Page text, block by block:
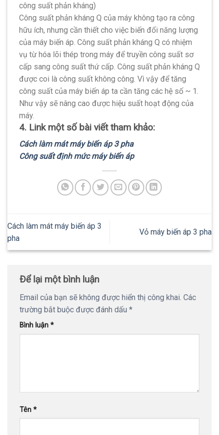
công suất phản kháng)
Công suất phản kháng Q của máy không tạo ra công
hữu ích, nhưng cần thiết cho việc biến đổi năng lượng
của máy biến áp. Công suất phản kháng Q có nhiệm
vụ từ hóa lõi thép trong máy để truyền công suất sơ
cấp sang công suất thứ cấp. Công suất phản kháng Q
được coi là công suất không công. Vì vậy để tăng
công suất của máy biến áp ta cần tăng các hệ số ~ 1.
Như vậy sẽ nâng cao được hiệu suất hoạt động của
máy.
4. Link một số bài viết tham khảo:
Cách làm mát máy biến áp 3 pha
Công suất định mức máy biến áp
Cách làm mát máy biến áp 3
pha
Vỏ máy biến áp 3 pha
Để lại một bình luận
Email của bạn sẽ không được hiển thị công khai. Các
trường bắt buộc được đánh dấu *
Bình luận *
Tên *